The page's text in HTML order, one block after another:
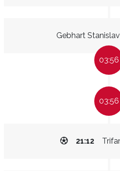
Gebhart Stanislav
03:56
03:56
21:12